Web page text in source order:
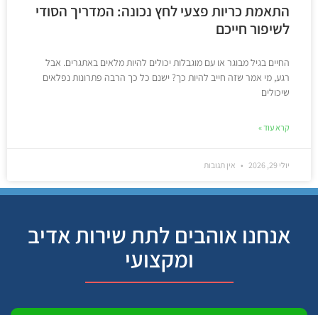
התאמת כריות פצעי לחץ נכונה: המדריך הסודי
לשיפור חייכם
החיים בגיל מבוגר או עם מוגבלות יכולים להיות מלאים באתגרים. אבל
רגע, מי אמר שזה חייב להיות כך? ישנם כל כך הרבה פתרונות נפלאים
שיכולים
קרא עוד »
יולי 29, 2026 אין תגובות
אנחנו אוהבים לתת שירות אדיב
ומקצועי